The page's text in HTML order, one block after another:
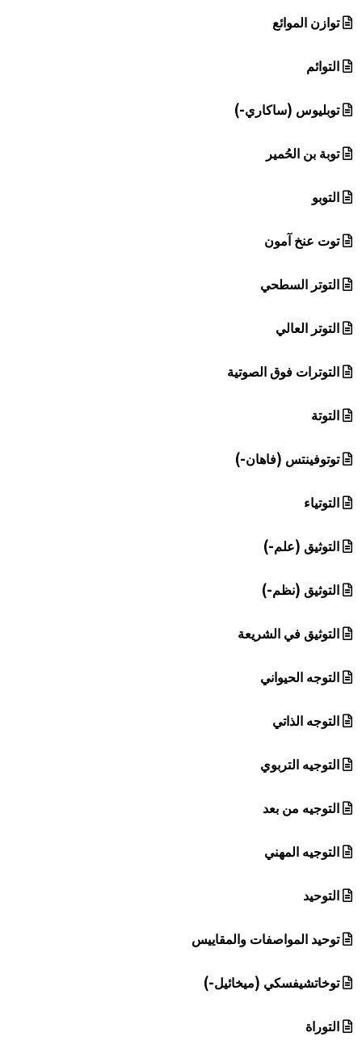
توازن الموائع
التوائم
توبليوس (ساكاري-)
توبة بن الحُمير
التوبو
توت عنخ آمون
التوتر السطحي
التوتر العالي
التوترات فوق الصوتية
التوتة
توتوفينتس (فاهان-)
التوتياء
التوثيق (علم-)
التوثيق (نظم-)
التوثيق في الشريعة
التوجه الحيواني
التوجه الذاتي
التوجيه التربوي
التوجيه من بعد
التوجيه المهني
التوحيد
توحيد المواصفات والمقاييس
توخاتشيفسكي (ميخائيل-)
التوراة